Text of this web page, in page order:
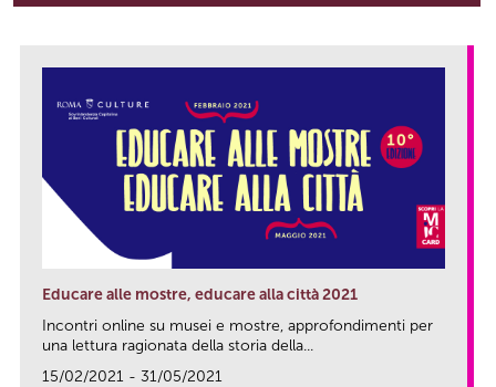
Educare alle mostre, educare alla città 2021
Incontri online su musei e mostre, approfondimenti per
una lettura ragionata della storia della...
15/02/2021 - 31/05/2021